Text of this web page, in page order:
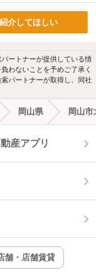
介してほしい
ートナーが提供している情
わないことを予めご了承く
パートナーが取得し、同社
岡山県 岡山市
産アプリ
舗・店舗賃貸